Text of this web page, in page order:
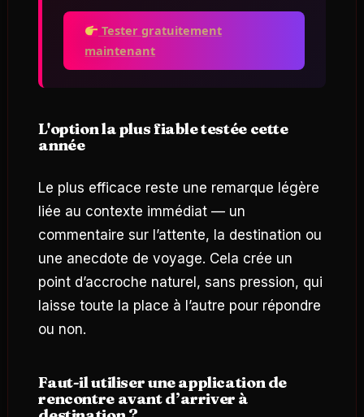
Tester gratuitement
maintenant
L'option la plus fiable testée cette
année
Le plus efficace reste une remarque légère
liée au contexte immédiat — un
commentaire sur l’attente, la destination ou
une anecdote de voyage. Cela crée un
point d’accroche naturel, sans pression, qui
laisse toute la place à l’autre pour répondre
ou non.
Faut-il utiliser une application de
rencontre avant d’arriver à